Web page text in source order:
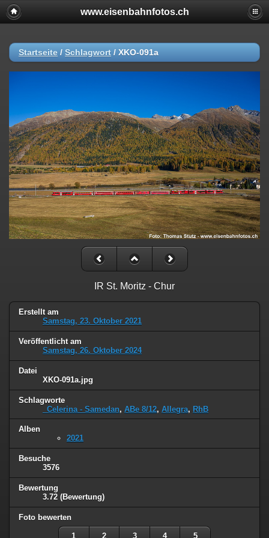
www.eisenbahnfotos.ch
Startseite / Schlagwort / XKO-091a
IR St. Moritz - Chur
Erstellt am
Samstag, 23. Oktober 2021
Veröffentlicht am
Samstag, 26. Oktober 2024
Datei
XKO-091a.jpg
Schlagworte
_Celerina - Samedan, ABe 8/12, Allegra, RhB
Alben
2021
Besuche
3576
Bewertung
3.72 (Bewertung)
Foto bewerten
1 2 3 4 5